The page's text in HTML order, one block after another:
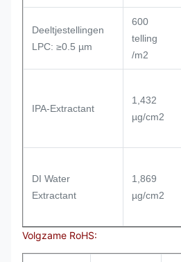
Deeltjestellingen
LPC: ≥0.5 µm
600
telling
/m2
IPA-Extractant
1,432
µg/cm2
DI Water
Extractant
1,869
µg/cm2
Volgzame RoHS: